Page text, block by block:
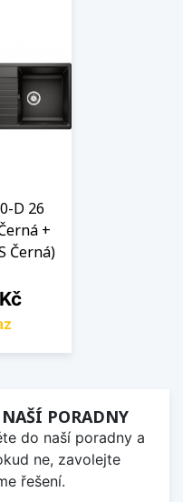
D 26
+
Černá)
PORADNY
do naší poradny a
ne, zavolejte
řešení.